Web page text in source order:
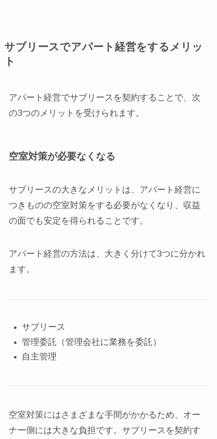
サブリースでアパート経営をするメリッ
ト
アパート経営でサブリースを契約することで、次
の3つのメリットを受けられます。
空室対策が必要なくなる
サブリースの大きなメリットは、アパート経営に
つきものの空室対策をする必要がなくなり、収益
の面でも安定を得られることです。
アパート経営の方法は、大きく分けて3つに分かれ
ます。
サブリース
管理委託（管理会社に業務を委託）
自主管理
空室対策にはさまざまな手間がかかるため、オー
ナー側には大きな負担です。サブリースを契約す